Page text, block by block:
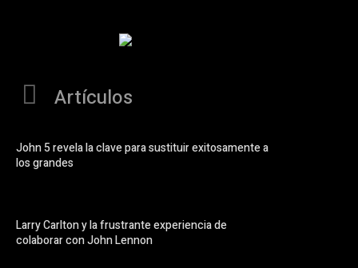
Artículos
John 5 revela la clave para sustituir exitosamente a
los grandes
Larry Carlton y la frustrante experiencia de
colaborar con John Lennon